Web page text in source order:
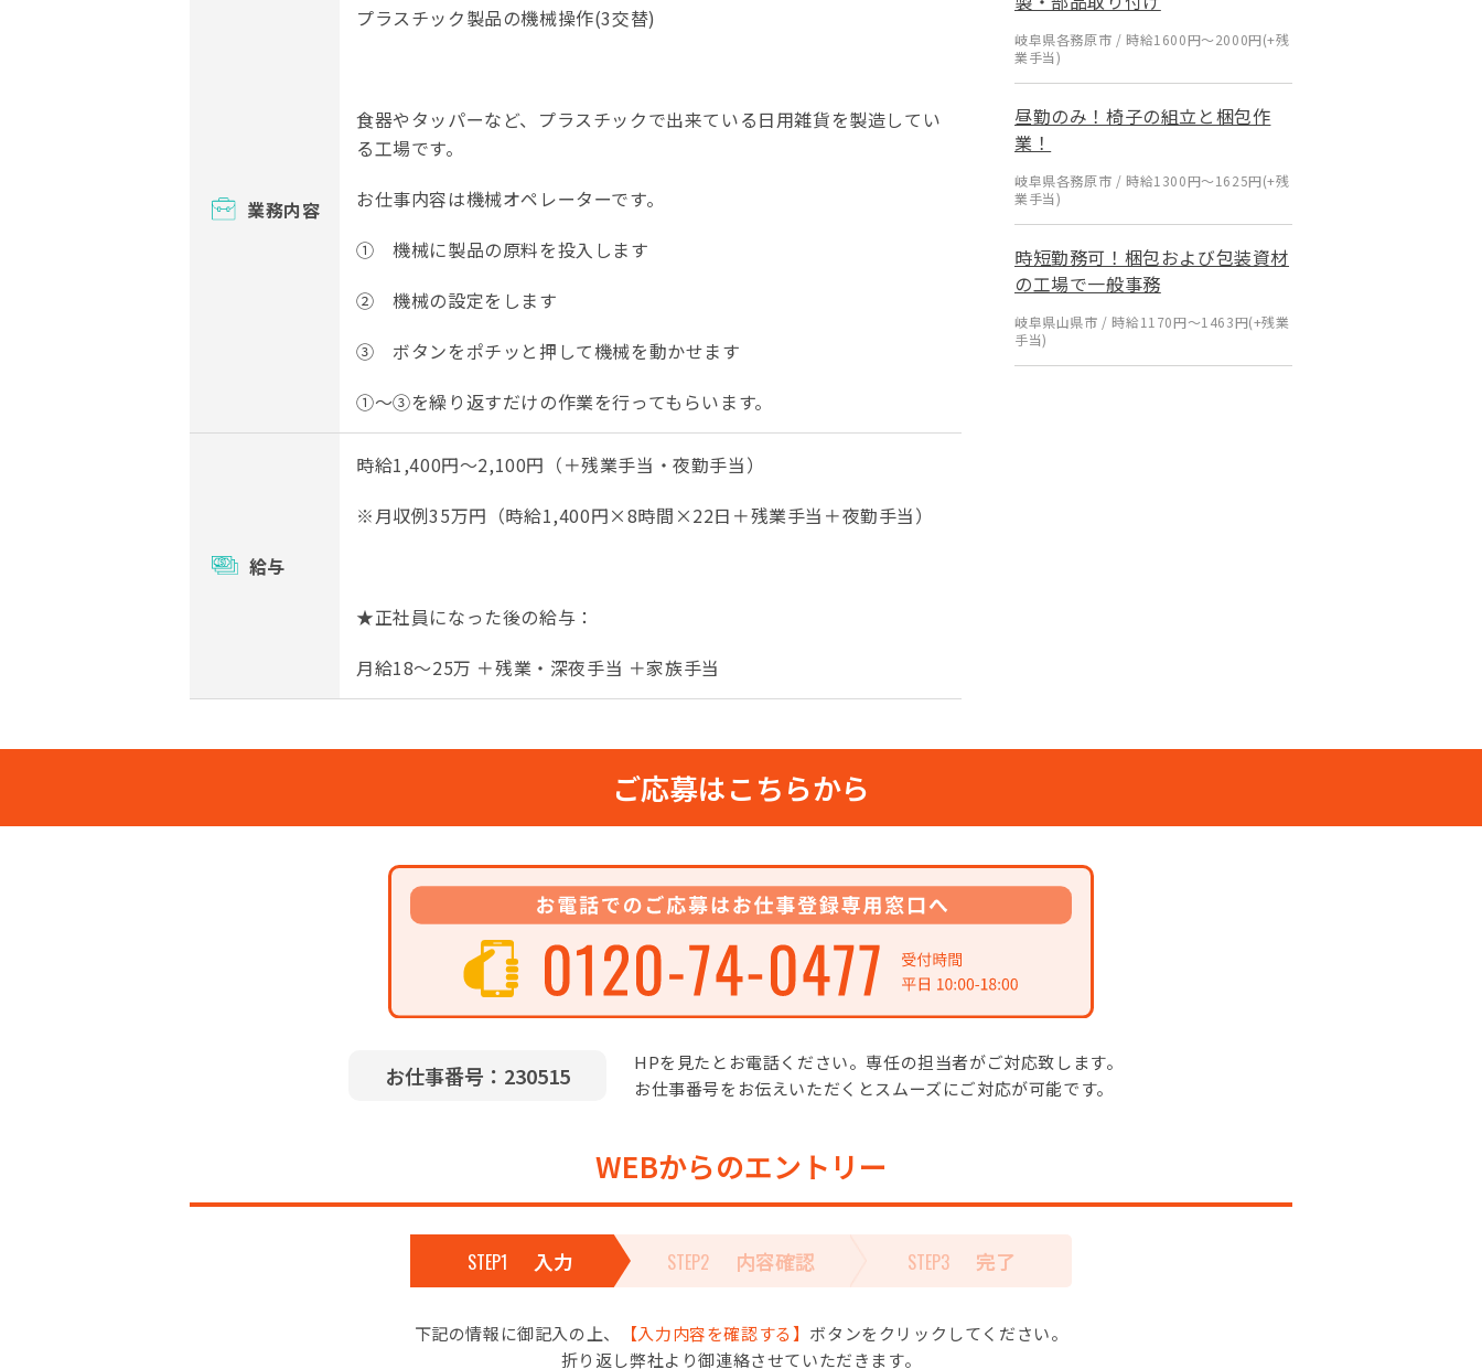
業務内容
プラスチック製品の機械操作(3交替)
食器やタッパーなど、プラスチックで出来ている日用雑貨を製造してい
る工場です。
お仕事内容は機械オペレーターです。
① 機械に製品の原料を投入します
② 機械の設定をします
③ ボタンをポチッと押して機械を動かせます
①～③を繰り返すだけの作業を行ってもらいます。
給与
時給1,400円～2,100円（＋残業手当・夜勤手当）
※月収例35万円（時給1,400円×8時間×22日＋残業手当＋夜勤手当）
★正社員になった後の給与：
月給18〜25万 ＋残業・深夜手当 ＋家族手当
岐阜県各務原市 / 時給1600円～2000円(+残
業手当)
昼勤のみ！椅子の組立と梱包作
業！
岐阜県各務原市 / 時給1300円～1625円(+残
業手当)
時短勤務可！梱包および包装資材
の工場で一般事務
岐阜県山県市 / 時給1170円～1463円(+残業
手当)
ご応募はこちらから
お仕事番号：230515
HPを見たとお電話ください。専任の担当者がご対応致します。
お仕事番号をお伝えいただくとスムーズにご対応が可能です。
WEBからのエントリー
STEP1 入力 STEP2 内容確認 STEP3 完了
下記の情報に御記入の上、 【入力内容を確認する】 ボタンをクリックしてください。
折り返し弊社より御連絡させていただきます。